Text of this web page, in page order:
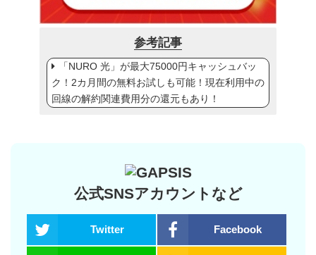
参考記事
「NURO 光」が最大75000円キャッシュバッ
ク！2カ月間の無料お試しも可能！現在利用中の
回線の解約関連費用分の還元もあり！
公式SNSアカウントなど
Twitter Facebook